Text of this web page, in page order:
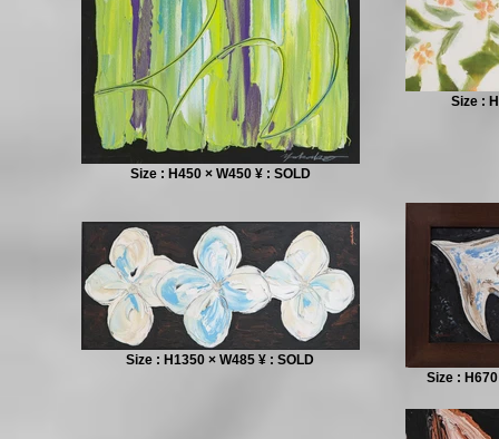
Size : H450 × W450 ¥ : SOLD
Size :
Size : H1350 × W485 ¥ : SOLD
Size :